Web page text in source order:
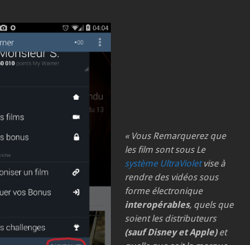
« Vous Remarquerez que
les film sont sous Le
système UltraVioletvise à
rendre des vidéos sous
forme électronique
interopérables, quels que
soient les distributeurs
(sauf Disney et Apple)et